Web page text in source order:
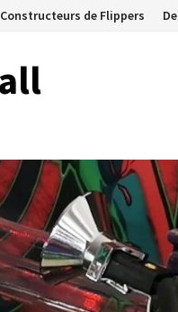
Constructeurs de Flippers